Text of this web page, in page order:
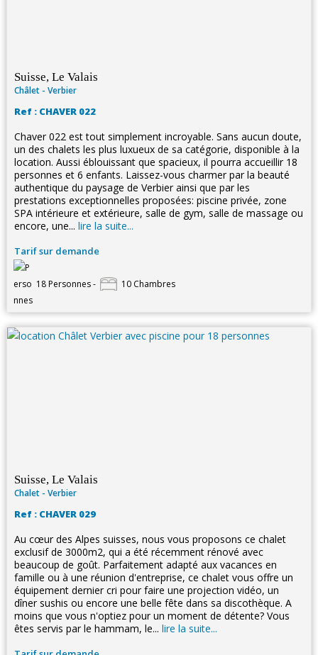
Suisse, Le Valais
Châlet - Verbier
Ref : CHAVER 022
Chaver 022 est tout simplement incroyable. Sans aucun doute,
un des chalets les plus luxueux de sa catégorie, disponible à la
location. Aussi éblouissant que spacieux, il pourra accueillir 18
personnes et 6 enfants. Laissez-vous charmer par la beauté
authentique du paysage de Verbier ainsi que par les
prestations exceptionnelles proposées: piscine privée, zone
SPA intérieure et extérieure, salle de gym, salle de massage ou
encore, une... lire la suite...
Tarif sur demande
18 Personnes - 10 Chambres
Suisse, Le Valais
Chalet - Verbier
Ref : CHAVER 029
Au cœur des Alpes suisses, nous vous proposons ce chalet
exclusif de 3000m2, qui a été récemment rénové avec
beaucoup de goût. Parfaitement adapté aux vacances en
famille ou à une réunion d'entreprise, ce chalet vous offre un
équipement dernier cri pour faire une projection vidéo, un
dîner sushis ou encore une belle fête dans sa discothèque. A
moins que vous n'optiez pour un moment de détente? Vous
êtes servis par le hammam, le... lire la suite...